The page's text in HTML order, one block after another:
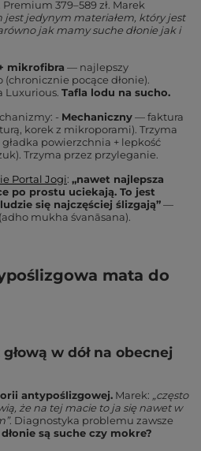
379–589 zł. Marek
jest jedynym materiałem, który jest
jak mamy suche dłonie jak i
mikrofibra — najlepszy
pocące dłonie).
Luxurious. Tafla lodu na sucho.
- Mechaniczny— faktura
korek z mikroporami). Trzyma
powierzchnia + lepkość
Trzyma przez przyleganie.
Portal Jogi: „nawet najlepsza
po prostu uciekają. To jest
się najczęściej ślizgają”—
mukha śvanāsana).
mata do
w dół na obecnej
antypoślizgowej. Marek:
„często
że na tej macie to ja się nawet w
. Diagnostyka problemu zawsze
są suche czy mokre?